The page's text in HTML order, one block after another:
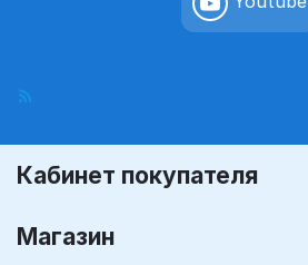
Кабинет покупателя
Магазин